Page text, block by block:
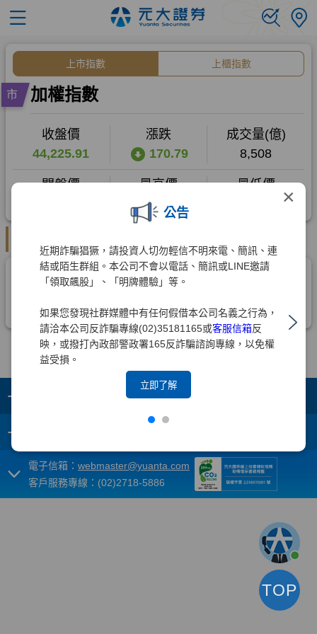
×
公告
近期詐騙猖獗，請投資人切勿輕信不明來電、簡訊、連
結或陌生群組。本公司不會以電話、簡訊或LINE邀請
「領取飆股」、「明牌體驗」等。
如果您發現社群媒體中有任何假借本公司名義之行為，
請洽本公司反詐騙專線(02)35181165或客服信箱反
映，或撥打內政部警政署165反詐騙諮詢專線，以免權
益受損。
立即了解
+
+
電子信箱： webmaster@yuanta.com
客戶服務專線：(02)2718-5886
TOP